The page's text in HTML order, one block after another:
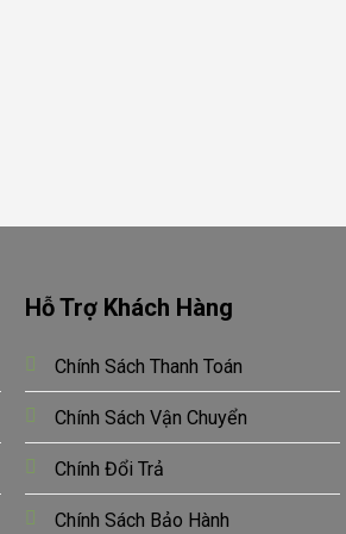
Hỗ Trợ Khách Hàng
Chính Sách Thanh Toán
Chính Sách Vận Chuyển
Chính Đổi Trả
Chính Sách Bảo Hành